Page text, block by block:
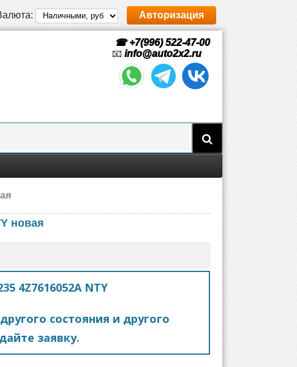
Авторизация
☎ +7(996) 522-47-00
📧 info@auto2x2.ru
новая
4Z7616052A NTY
состояния и другого
заявку.